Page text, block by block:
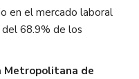
en el mercado laboral
68.9% de los
Metropolitana de